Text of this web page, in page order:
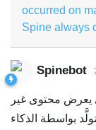
occurred on
Spine always
Spinebot
يعرض محتوى غير
بواسطة الذكاء